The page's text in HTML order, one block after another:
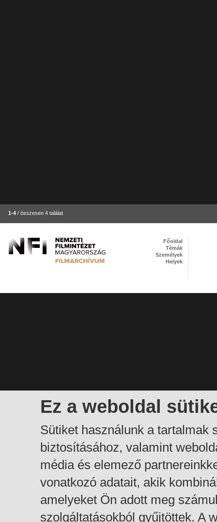
1-4 / összesen 4 találat
Ez a weboldal
Sütiket használunk a tartalmak
biztosításához, valamint
média és elemező
vonatkozó adatait, akik
amelyeket Ön adott meg
szolgáltatásokból gyűjtöttek. A
Főoldal
Témák
Személyek
Helyek